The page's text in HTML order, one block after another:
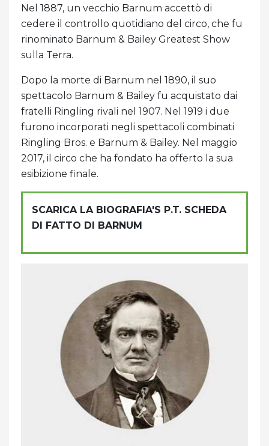
Nel 1887, un vecchio Barnum accettò di
cedere il controllo quotidiano del circo, che fu
rinominato Barnum & Bailey Greatest Show
sulla Terra.
Dopo la morte di Barnum nel 1890, il suo
spettacolo Barnum & Bailey fu acquistato dai
fratelli Ringling rivali nel 1907. Nel 1919 i due
furono incorporati negli spettacoli combinati
Ringling Bros. e Barnum & Bailey. Nel maggio
2017, il circo che ha fondato ha offerto la sua
esibizione finale.
SCARICA LA BIOGRAFIA'S P.T. SCHEDA
DI FATTO DI BARNUM